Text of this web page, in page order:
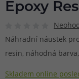
Epoxy
Náhradní náustek
resin, náhodná
Skladem online